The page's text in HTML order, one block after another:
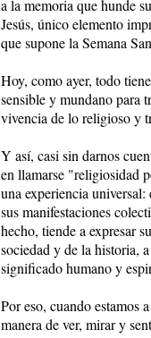
a la memoria que hunde
Jesús, único elemento
que supone la Semana
Hoy, como ayer, todo
sensible y mundano para
vivencia de lo religioso y
Y así, casi sin darnos
en llamarse "religiosidad
una experiencia
sus manifestaciones
hecho, tiende a expresar
sociedad y de la historia,
significado humano y
Por eso, cuando estamos
manera de ver, mirar y